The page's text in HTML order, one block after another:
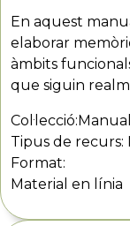
En aquest
elaborar
àmbits
que siguin
Col·lecció:
Tipus de recurs:
Format:
Material en línia